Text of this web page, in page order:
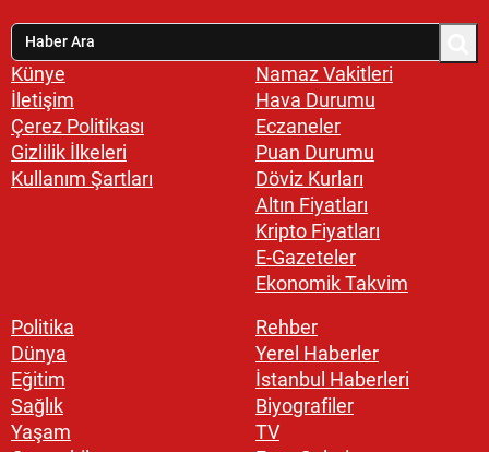
Künye
İletişim
Çerez Politikası
Gizlilik İlkeleri
Kullanım Şartları
Namaz Vakitleri
Hava Durumu
Eczaneler
Puan Durumu
Döviz Kurları
Altın Fiyatları
Kripto Fiyatları
E-Gazeteler
Ekonomik Takvim
Politika
Dünya
Eğitim
Sağlık
Yaşam
Rehber
Yerel Haberler
İstanbul Haberleri
Biyografiler
TV